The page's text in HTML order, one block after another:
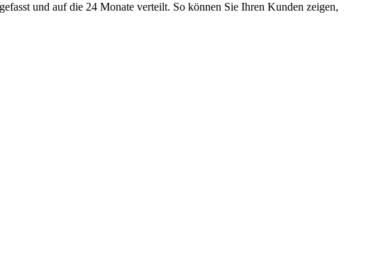
und auf die 24 Monate verteilt. So können Sie Ihren Kunden zeigen,